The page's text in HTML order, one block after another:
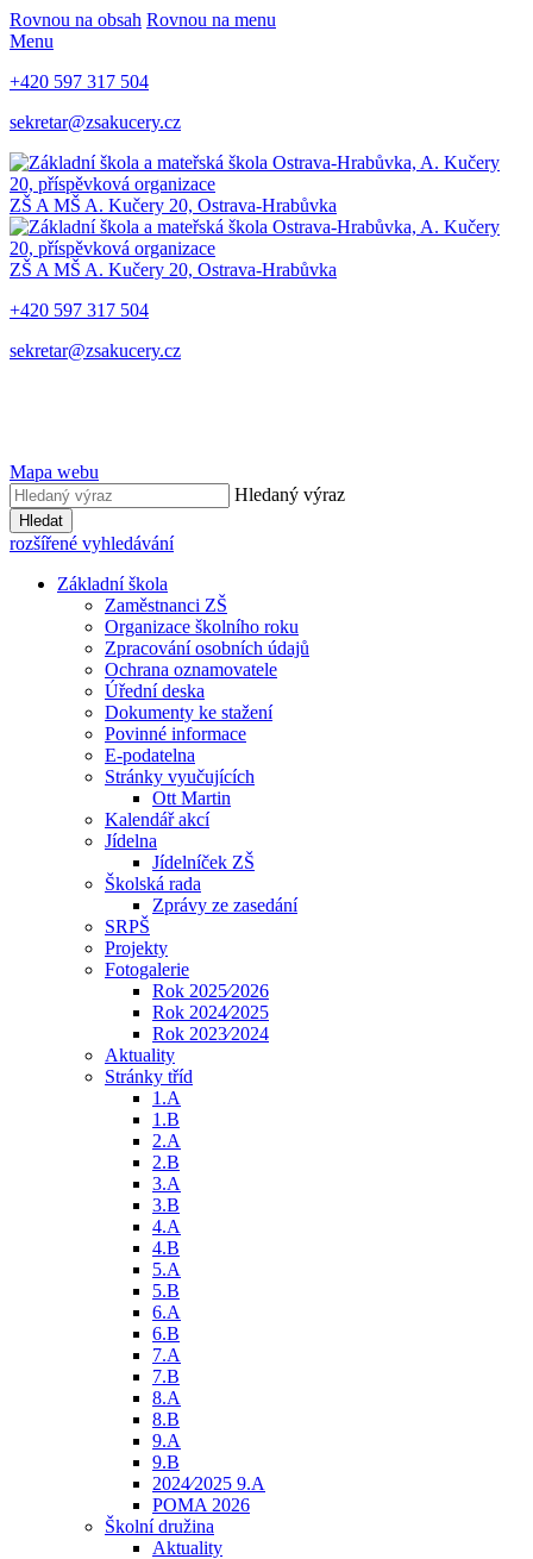
Rovnou na obsah Rovnou na menu
Menu
+420 597 317 504
sekretar@zsakucery.cz
ZŠ A MŠ A. Kučery 20, Ostrava-Hrabůvka
ZŠ A MŠ A. Kučery 20, Ostrava-Hrabůvka
+420 597 317 504
sekretar@zsakucery.cz
Mapa webu
Hledaný výraz
Hledat
rozšířené vyhledávání
Základní škola
Zaměstnanci ZŠ
Organizace školního roku
Zpracování osobních údajů
Ochrana oznamovatele
Úřední deska
Dokumenty ke stažení
Povinné informace
E-podatelna
Stránky vyučujících
Ott Martin
Kalendář akcí
Jídelna
Jídelníček ZŠ
Školská rada
Zprávy ze zasedání
SRPŠ
Projekty
Fotogalerie
Rok 2025⁄2026
Rok 2024⁄2025
Rok 2023⁄2024
Aktuality
Stránky tříd
1.A
1.B
2.A
2.B
3.A
3.B
4.A
4.B
5.A
5.B
6.A
6.B
7.A
7.B
8.A
8.B
9.A
9.B
2024⁄2025 9.A
POMA 2026
Školní družina
Aktuality